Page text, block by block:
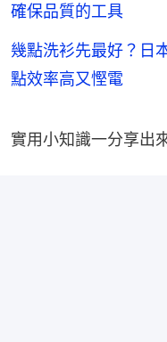
確保品質的工具
幾點洗衫先最好？日
點效率高又慳電
實用小知識一分享出